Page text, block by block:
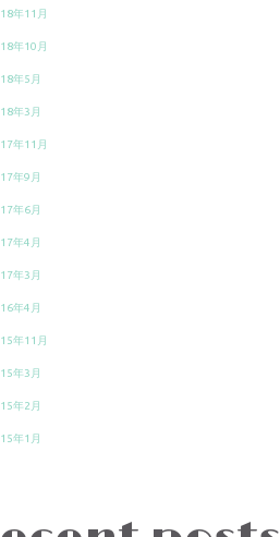
年11月
年10月
年5月
年3月
年11月
年9月
年6月
年4月
年3月
年4月
年11月
年3月
年2月
年1月